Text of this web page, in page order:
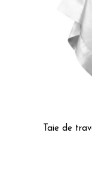
Taie de